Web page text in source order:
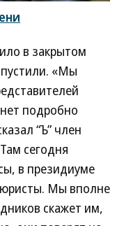
в закрытом
«Мы
подробно
“Ъ” член
сегодня
в президиуме
юристы. Мы вполне
скажет им,